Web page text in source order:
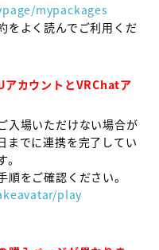
mypackages
をよく読んでご利用くだ
カウントとVRChatア
入場いただけない場合が
までに連携を完了してい
play